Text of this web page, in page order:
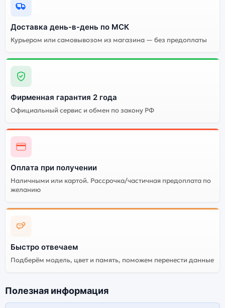
Доставка день-в-день по МСК
Курьером или самовывозом из магазина — без предоплаты
Фирменная гарантия 2 года
Официальный сервис и обмен по закону РФ
Оплата при получении
Наличными или картой. Рассрочка/частичная предоплата по
желанию
Быстро отвечаем
Подберём модель, цвет и память, поможем перенести данные
Полезная информация